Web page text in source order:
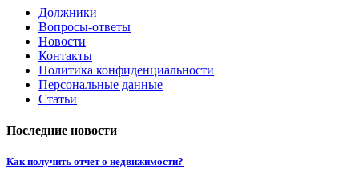
Должники
Вопросы-ответы
Новости
Контакты
Политика конфиденциальности
Персональные данные
Статьи
Последние новости
Как получить отчет о недвижимости?